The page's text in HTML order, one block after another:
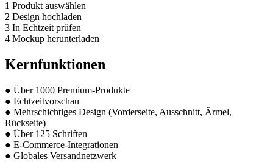
1 Produkt auswählen
2 Design hochladen
3 In Echtzeit prüfen
4 Mockup herunterladen
Kernfunktionen
● Über 1000 Premium-Produkte
● Echtzeitvorschau
● Mehrschichtiges Design (Vorderseite, Ausschnitt, Ärmel,
Rückseite)
● Über 125 Schriften
● E-Commerce-Integrationen
● Globales Versandnetzwerk